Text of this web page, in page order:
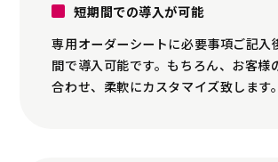
短期間での導入が可能
専用オーダーシートに必要事項ご記入
間で導入可能です。もちろん、お客様
合わせ、柔軟にカスタマイズ致します。